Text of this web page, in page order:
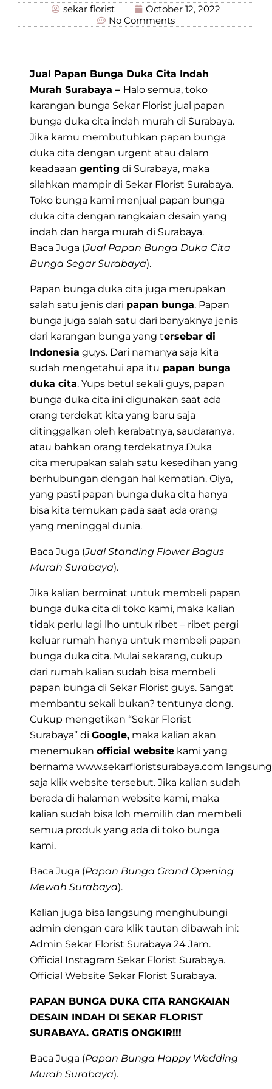
sekar florist
October 12, 2022
No Comments
Jual Papan Bunga Duka Cita Indah
Murah Surabaya – Halo semua, toko
karangan bunga Sekar Florist jual papan
bunga duka cita indah murah di Surabaya.
Jika kamu membutuhkan papan bunga
duka cita dengan urgent atau dalam
keadaaan genting di Surabaya, maka
silahkan mampir di Sekar Florist Surabaya.
Toko bunga kami menjual papan bunga
duka cita dengan rangkaian desain yang
indah dan harga murah di Surabaya.
Baca Juga (Jual Papan Bunga Duka Cita
Bunga Segar Surabaya).
Papan bunga duka cita juga merupakan
salah satu jenis dari papan bunga. Papan
bunga juga salah satu dari banyaknya jenis
dari karangan bunga yang tersebar di
Indonesia guys. Dari namanya saja kita
sudah mengetahui apa itu papan bunga
duka cita. Yups betul sekali guys, papan
bunga duka cita ini digunakan saat ada
orang terdekat kita yang baru saja
ditinggalkan oleh kerabatnya, saudaranya,
atau bahkan orang terdekatnya.Duka
cita merupakan salah satu kesedihan yang
berhubungan dengan hal kematian. Oiya,
yang pasti papan bunga duka cita hanya
bisa kita temukan pada saat ada orang
yang meninggal dunia.
Baca Juga (Jual Standing Flower Bagus
Murah Surabaya).
Jika kalian berminat untuk membeli papan
bunga duka cita di toko kami, maka kalian
tidak perlu lagi lho untuk ribet – ribet pergi
keluar rumah hanya untuk membeli papan
bunga duka cita. Mulai sekarang, cukup
dari rumah kalian sudah bisa membeli
papan bunga di Sekar Florist guys. Sangat
membantu sekali bukan? tentunya dong.
Cukup mengetikan “Sekar Florist
Surabaya” di Google, maka kalian akan
menemukan official website kami yang
bernama www.sekarfloristsurabaya.com langsung
saja klik website tersebut. Jika kalian sudah
berada di halaman website kami, maka
kalian sudah bisa loh memilih dan membeli
semua produk yang ada di toko bunga
kami.
Baca Juga (Papan Bunga Grand Opening
Mewah Surabaya).
Kalian juga bisa langsung menghubungi
admin dengan cara klik tautan dibawah ini:
Admin Sekar Florist Surabaya 24 Jam.
Official Instagram Sekar Florist Surabaya.
Official Website Sekar Florist Surabaya.
PAPAN BUNGA DUKA CITA RANGKAIAN
DESAIN INDAH DI SEKAR FLORIST
SURABAYA. GRATIS ONGKIR!!!
Baca Juga (Papan Bunga Happy Wedding
Murah Surabaya).